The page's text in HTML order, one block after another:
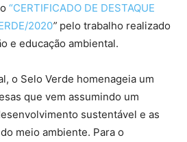
“CERTIFICADO DE DESTAQUE
2020” pelo trabalho realizado
e educação ambiental.
o Selo Verde homenageia um
que vem assumindo um
sustentável e as
meio ambiente. Para o